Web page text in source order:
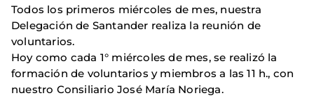
Todos los primeros miércoles de mes, nuestra
Delegación de Santander realiza la reunión de
voluntarios.
Hoy como cada 1° miércoles de mes, se realizó la
formación de voluntarios y miembros a las 11 h., con
nuestro Consiliario José María Noriega.